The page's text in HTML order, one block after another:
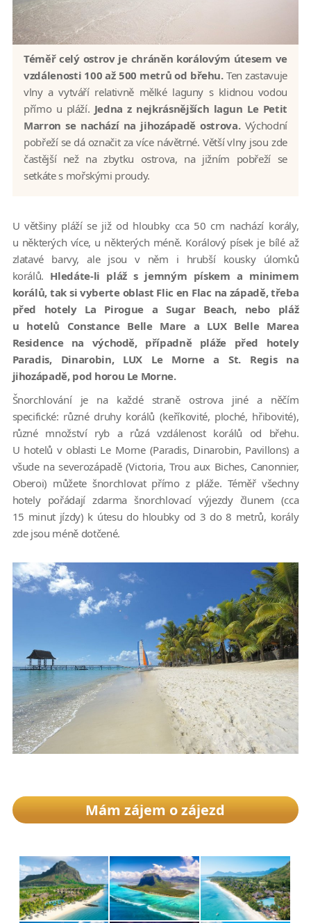
Téměř celý ostrov je chráněn korálovým útesem ve
vzdálenosti 100 až 500 metrů od břehu.Ten zastavuje
vlny a vytváří relativně mělké laguny s klidnou vodou
přímo u pláží. Jedna z nejkrásnějších lagun Le Petit
Marron se nachází na jihozápadě ostrova.Východní
pobřeží se dá označit za více návětrné. Větší vlny jsou zde
častější než na zbytku ostrova, na jižním pobřeží se
setkáte s mořskými proudy.
U většiny pláží se již od hloubky cca 50 cm nachází korály,
u některých více, u některých méně. Korálový písek je bílé až
zlatavé barvy, ale jsou v něm i hrubší kousky úlomků
korálů. Hledáte-li pláž s jemným pískem a minimem
korálů, tak si vyberte oblast Flic en Flac na západě, třeba
před hotely La Pirogue a Sugar Beach, nebo pláž
u hotelů Constance Belle Mare a LUX Belle Marea
Residence na východě, případně pláže před hotely
Paradis, Dinarobin, LUX Le Morne a St. Regis na
jihozápadě, pod horou Le Morne.
Šnorchlování je na každé straně ostrova jiné a něčím
specifické: různé druhy korálů (keříkovité, ploché, hřibovité),
různé množství ryb a růzá vzdálenost korálů od břehu.
U hotelů v oblasti Le Morne (Paradis, Dinarobin, Pavillons) a
všude na severozápadě (Victoria, Trou aux Biches, Canonnier,
Oberoi) můžete šnorchlovat přímo z pláže. Téměř všechny
hotely pořádají zdarma šnorchlovací výjezdy člunem (cca
15 minut jízdy) k útesu do hloubky od 3 do 8 metrů, korály
zde jsou méně dotčené.
Mám zájem o zájezd